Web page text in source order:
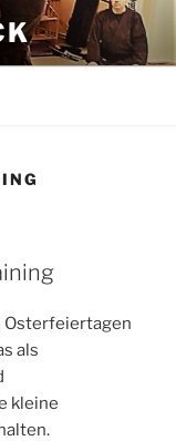
Osterfeiertagen
als
kleine